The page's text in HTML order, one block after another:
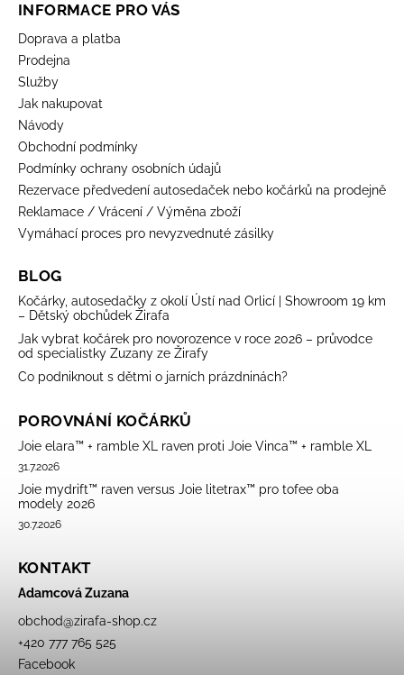
INFORMACE PRO VÁS
Doprava a platba
Prodejna
Služby
Jak nakupovat
Návody
Obchodní podmínky
Podmínky ochrany osobních údajů
Rezervace předvedení autosedaček nebo kočárků na prodejně
Reklamace / Vrácení / Výměna zboží
Vymáhací proces pro nevyzvednuté zásilky
BLOG
Kočárky, autosedačky z okolí Ústí nad Orlicí | Showroom 19 km
– Dětský obchůdek Žirafa
Jak vybrat kočárek pro novorozence v roce 2026 – průvodce
od specialistky Zuzany ze Žirafy
Co podniknout s dětmi o jarních prázdninách?
POROVNÁNÍ KOČÁRKŮ
Joie elara™ + ramble XL raven proti Joie Vinca™ + ramble XL
31.7.2026
Joie mydrift™ raven versus Joie litetrax™ pro tofee oba
modely 2026
30.7.2026
KONTAKT
Adamcová Zuzana
obchod@zirafa-shop.cz
+420 777 765 525
Facebook